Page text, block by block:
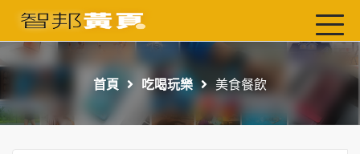
首頁
最新店家
吃喝玩樂
首頁 吃喝玩樂 美食餐飲